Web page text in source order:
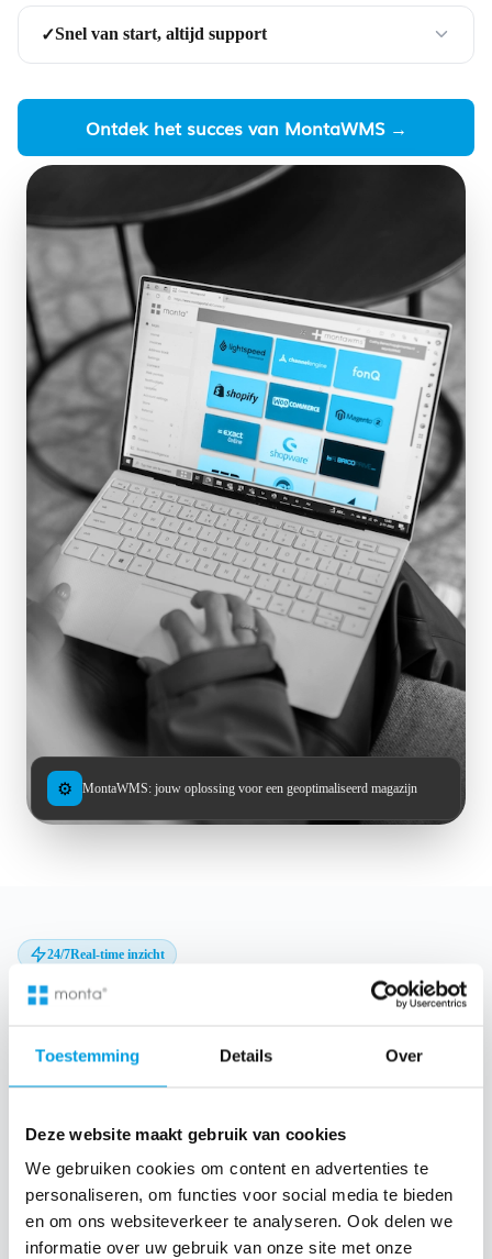
Toestemming Details Over
Deze website maakt gebruik van cookies
We gebruiken cookies om content en advertenties te
personaliseren, om functies voor social media te bieden
en om ons websiteverkeer te analyseren. Ook delen we
informatie over uw gebruik van onze site met onze
✓Snel van start, altijd support
Ontdek het succes van MontaWMS →
⚙️ MontaWMS: jouw oplossing voor een geoptimaliseerd magazijn
24/7Real-time inzicht
Altijd grip met jouw unieke
klantportaal
Of je nu gebruikmaakt van MontaShip, Monta’s Fulfilment of
inclusiefELLA. Onze slimme AI-agent werkt zij aan zij met je
samen in het portaal om data te analyseren en processen te
versnellen. Dat betekent dat je niet alleen real-time inzicht hebt in
de status van je orders en relevante rapportages, maar ook direct
profiteert van AI-gestuurde optimalisaties.